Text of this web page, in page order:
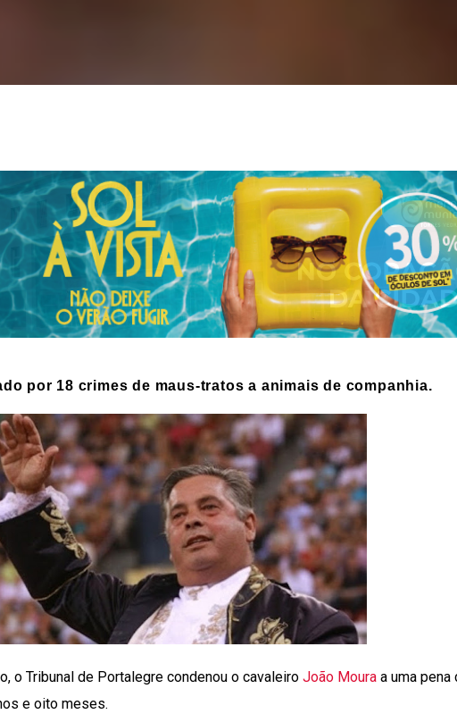
por 18 crimes de maus-tratos a animais de companhia.
o Tribunal de Portalegre condenou o cavaleiro João Mouraa uma pena
e oito meses.